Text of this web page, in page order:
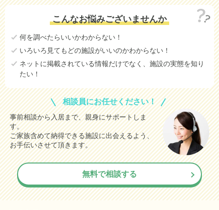
こんなお悩みございませんか
何を調べたらいいかわからない！
いろいろ見てもどの施設がいいのかわからない！
ネットに掲載されている情報だけでなく、施設の実態を知り
たい！
相談員にお任せください！
事前相談から入居まで、親身にサポートしま
す。
ご家族含めて納得できる施設に出会えるよう、
お手伝いさせて頂きます。
無料で相談する